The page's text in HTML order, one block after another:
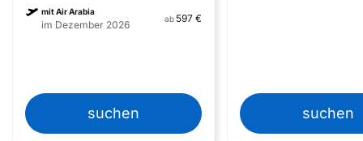
mit Air Arabia
im Dezember 2026
ab 597 €
suchen suchen